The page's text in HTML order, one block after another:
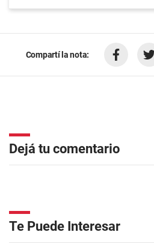
Compartí la nota:
Dejá tu comentario
Te Puede Interesar